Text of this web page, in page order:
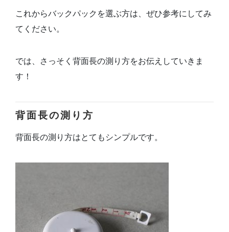
これからバックパックを選ぶ方は、ぜひ参考にしてみ
てください。
では、さっそく背面長の測り方をお伝えしていきま
す！
背面長の測り方
背面長の測り方はとてもシンプルです。